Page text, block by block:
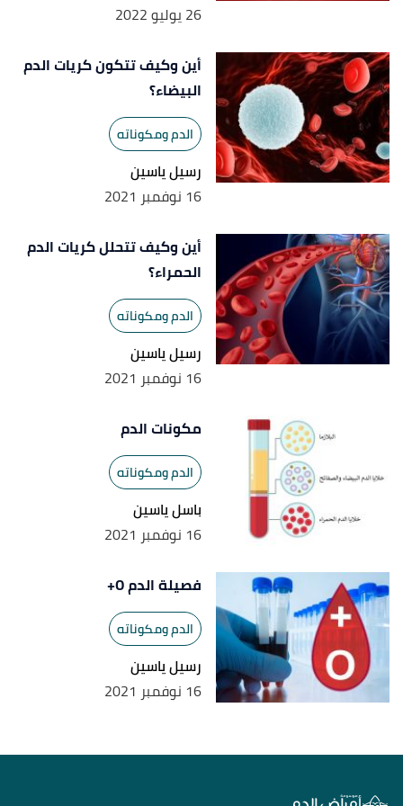
26 يوليو 2022
أين وكيف تتكون كريات الدم
البيضاء؟
الدم ومكوناته
رسيل ياسين
16 نوفمبر 2021
أين وكيف تتحلل كريات الدم
الحمراء؟
الدم ومكوناته
رسيل ياسين
16 نوفمبر 2021
مكونات الدم
الدم ومكوناته
باسل ياسين
16 نوفمبر 2021
فصيلة الدم O+
الدم ومكوناته
رسيل ياسين
16 نوفمبر 2021